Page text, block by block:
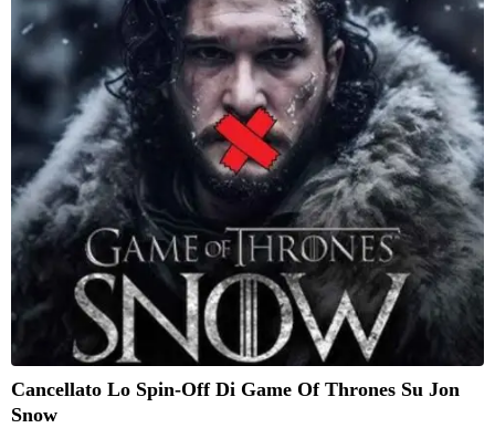
Cancellato Lo Spin-Off Di Game Of Thrones Su Jon
Snow